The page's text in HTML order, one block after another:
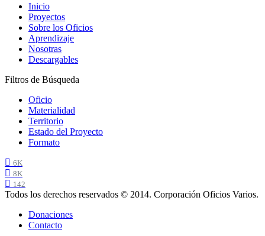
Inicio
Proyectos
Sobre los Oficios
Aprendizaje
Nosotras
Descargables
Filtros de Búsqueda
Oficio
Materialidad
Territorio
Estado del Proyecto
Formato
6K
8K
142
Todos los derechos reservados © 2014. Corporación Oficios Varios.
Donaciones
Contacto